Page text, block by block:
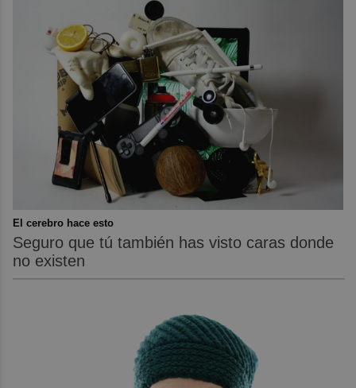
El cerebro hace esto
Seguro que tú también has visto caras donde
no existen